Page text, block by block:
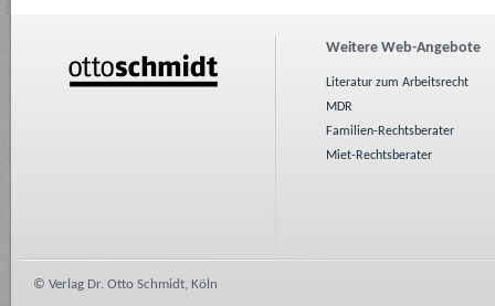
Weitere Web-Angebote
Literatur zum Arbeitsrecht
MDR
Familien-Rechtsberater
Miet-Rechtsberater
© Verlag Dr. Otto Schmidt, Köln